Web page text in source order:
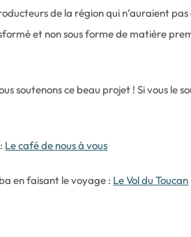
de la région qui n’auraient
et non sous forme de matière
soutenons ce beau projet ! Si vous
Le café de nous à vous
en faisant le voyage : Le Vol du Toucan